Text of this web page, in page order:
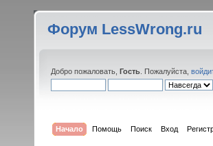
Форум LessWrong.ru
Добро пожаловать, Гость . Пожалуйста,
Начало Помощь Поиск Вход